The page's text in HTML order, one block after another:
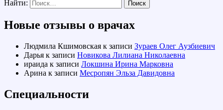
Найти:
Новые отзывы о врачах
Людмила Кшимовская к записи Зураев Олег Аузбиевич
Дарья к записи Новикова Лилиана Николаевна
ираида к записи Локшина Ирина Марковна
Арина к записи Месропян Эльза Давидовна
Специальности